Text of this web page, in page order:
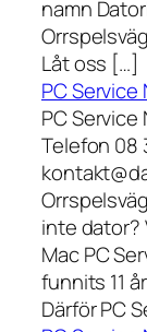
namn
Låt oss […]
PC Service
PC Service
Telefon 08
inte dator?
Mac PC
funnits 11
Därför PC